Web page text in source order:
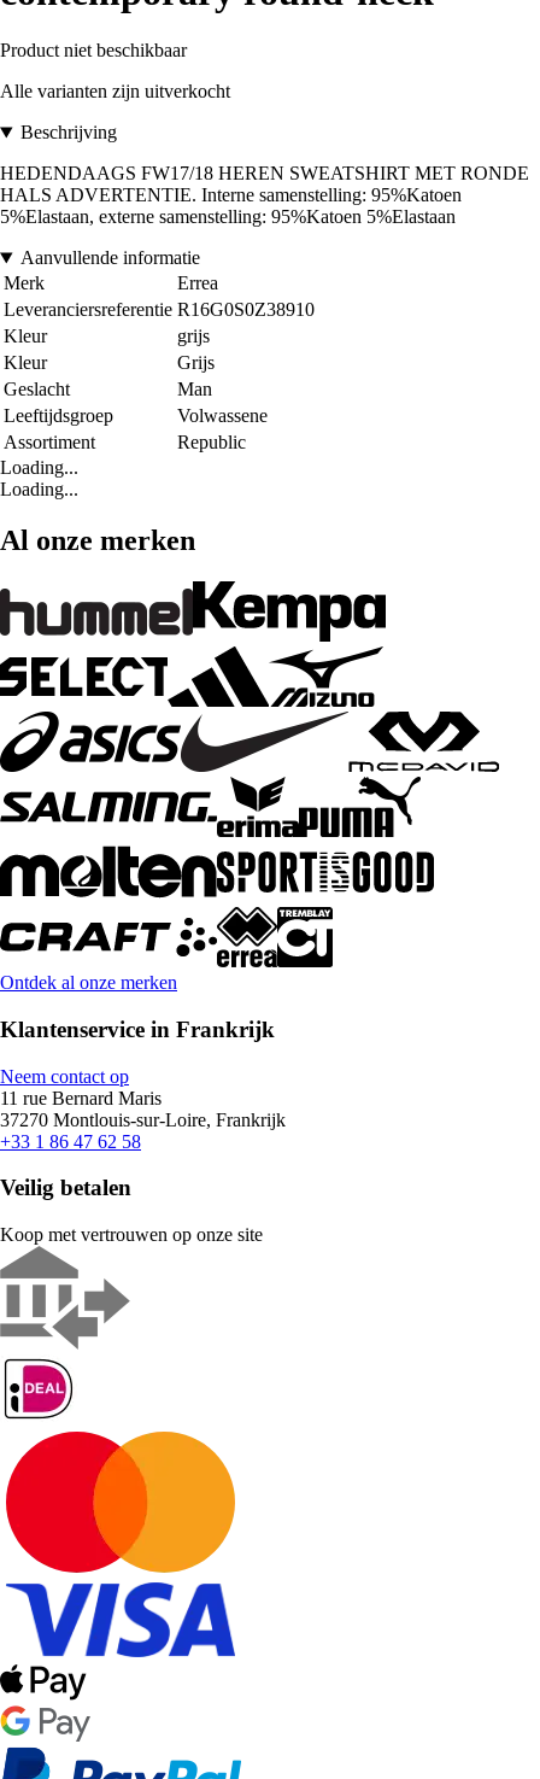
Product niet beschikbaar
Alle varianten zijn uitverkocht
Beschrijving
HEDENDAAGS FW17/18 HEREN SWEATSHIRT MET RONDE
HALS ADVERTENTIE. Interne samenstelling: 95%Katoen
5%Elastaan, externe samenstelling: 95%Katoen 5%Elastaan
Aanvullende informatie
Merk
Errea
Leveranciersreferentie R16G0S0Z38910
Kleur
grijs
Kleur
Grijs
Geslacht
Man
Leeftijdsgroep
Volwassene
Assortiment
Republic
Loading...
Loading...
Al onze merken
Ontdek al onze merken
Klantenservice in Frankrijk
Neem contact op
11 rue Bernard Maris
37270 Montlouis-sur-Loire, Frankrijk
+33 1 86 47 62 58
Veilig betalen
Koop met vertrouwen op onze site